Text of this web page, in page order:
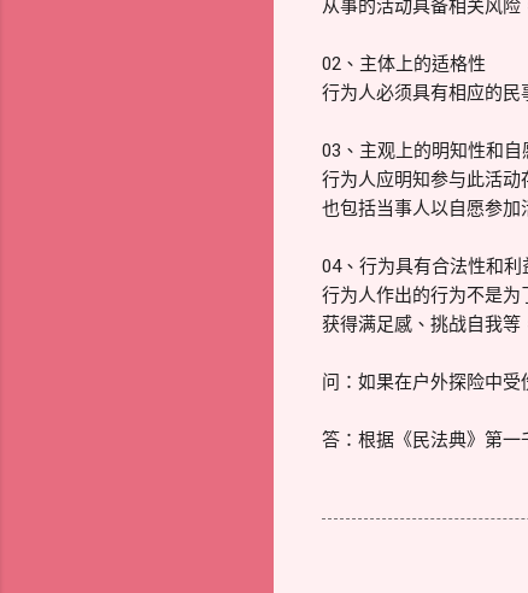
从事的活动具备相关风
02、主体上的适格性
行为人必须具有相应的民
03、主观上的明知性和自
行为人应明知参与此活动
也包括当事人以自愿参加
04、行为具有合法性和利
行为人作出的行为不是为
获得满足感、挑战自我等
问：如果在户外探险中
答：根据《民法典》第一